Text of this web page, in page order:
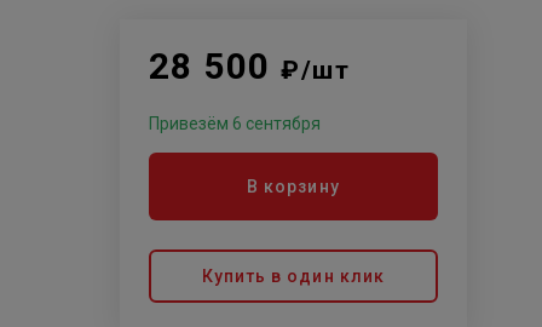
28 500₽/шт
Привезём 6 сентября
В корзину
Купить в один клик